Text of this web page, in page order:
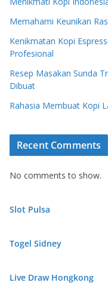
Memahami Keunikan
Kenikmatan Kopi
Profesional
Resep Masakan Sunda
Dibuat
Rahasia Membuat Kopi
Recent Comments
No comments to show.
Slot Pulsa
Togel Sidney
Live Draw Hongkong